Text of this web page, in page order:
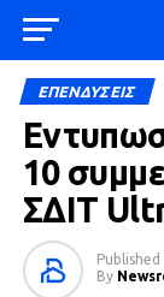
ΕΠΕΝΔΥΣΕΙΣ
10
ΣΔΙΤ
Published
By